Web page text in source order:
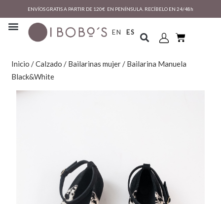
ENVÍOS GRATIS A PARTIR DE 120€ EN PENÍNSULA. RECÍBELO EN 24/48h
EN ES
Inicio /Calzado / Bailarinas mujer/ Bailarina Manuela
Black&White